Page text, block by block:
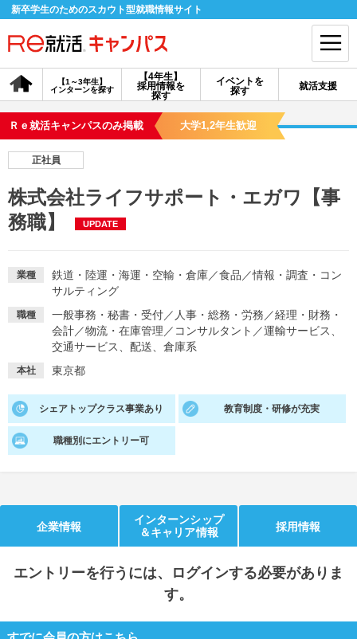
新卒学生のためのスカウト型就職情報サイト
【4年生】
採用情報を
探す
【1～3年生】
インターンを探す
イベントを
探す
就活支援
会員登録 ログイン
会員ID・パスワードを忘れた方はこちら
探す
【4年生】
イベントを探す
就活ノウハウ・サポート
就活ノウハウが満載！ お役立ち記事・相談室など
適職診断
就活ニュースペーパー
就活時事ニュースを更新
よくある質問
不明点があればこちら
Ｒｅ就活キャンパスのみ掲載 大学1,2年生歓迎
正社員
株式会社ライフサポート・エガワ【事
務職】
UPDATE
業種 鉄道・陸運・海運・空輸・倉庫／食品 ／情報・調査・コン
サルティング
職種 一般事務・秘書・受付／ 人事・総務・労務 ／経理・財務・
会計／物流・在庫管理 ／ コンサルタント ／運輸サービス、
交通サービス、配送、倉庫系
本社 東京都
シェアトップクラス事業あり 教育制度・研修が充実
職種別にエントリー可
企業情報
インターンシップ
＆キャリア情報
採用情報
エントリーを行うには、ログインする必要がありま
す。